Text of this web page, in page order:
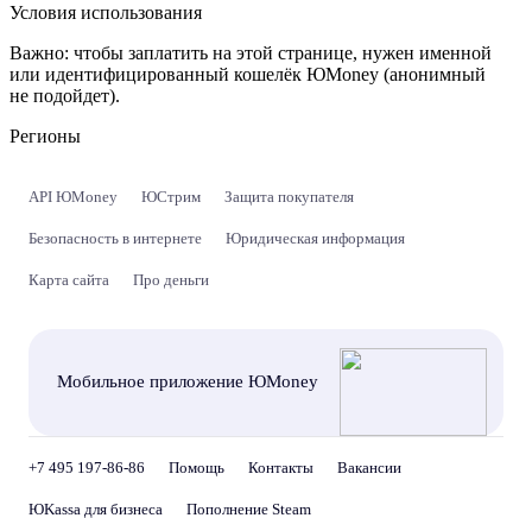
Условия использования
Важно: чтобы заплатить на этой странице, нужен именной
или идентифицированный кошелёк ЮMoney (анонимный
не подойдет).
Регионы
API ЮMoney ЮСтрим Защита покупателя
Безопасность в интернете Юридическая информация
Карта сайта Про деньги
Мобильное приложение ЮMoney
+7 495 197-86-86 Помощь Контакты Вакансии
ЮKassa для бизнеса Пополнение Steam